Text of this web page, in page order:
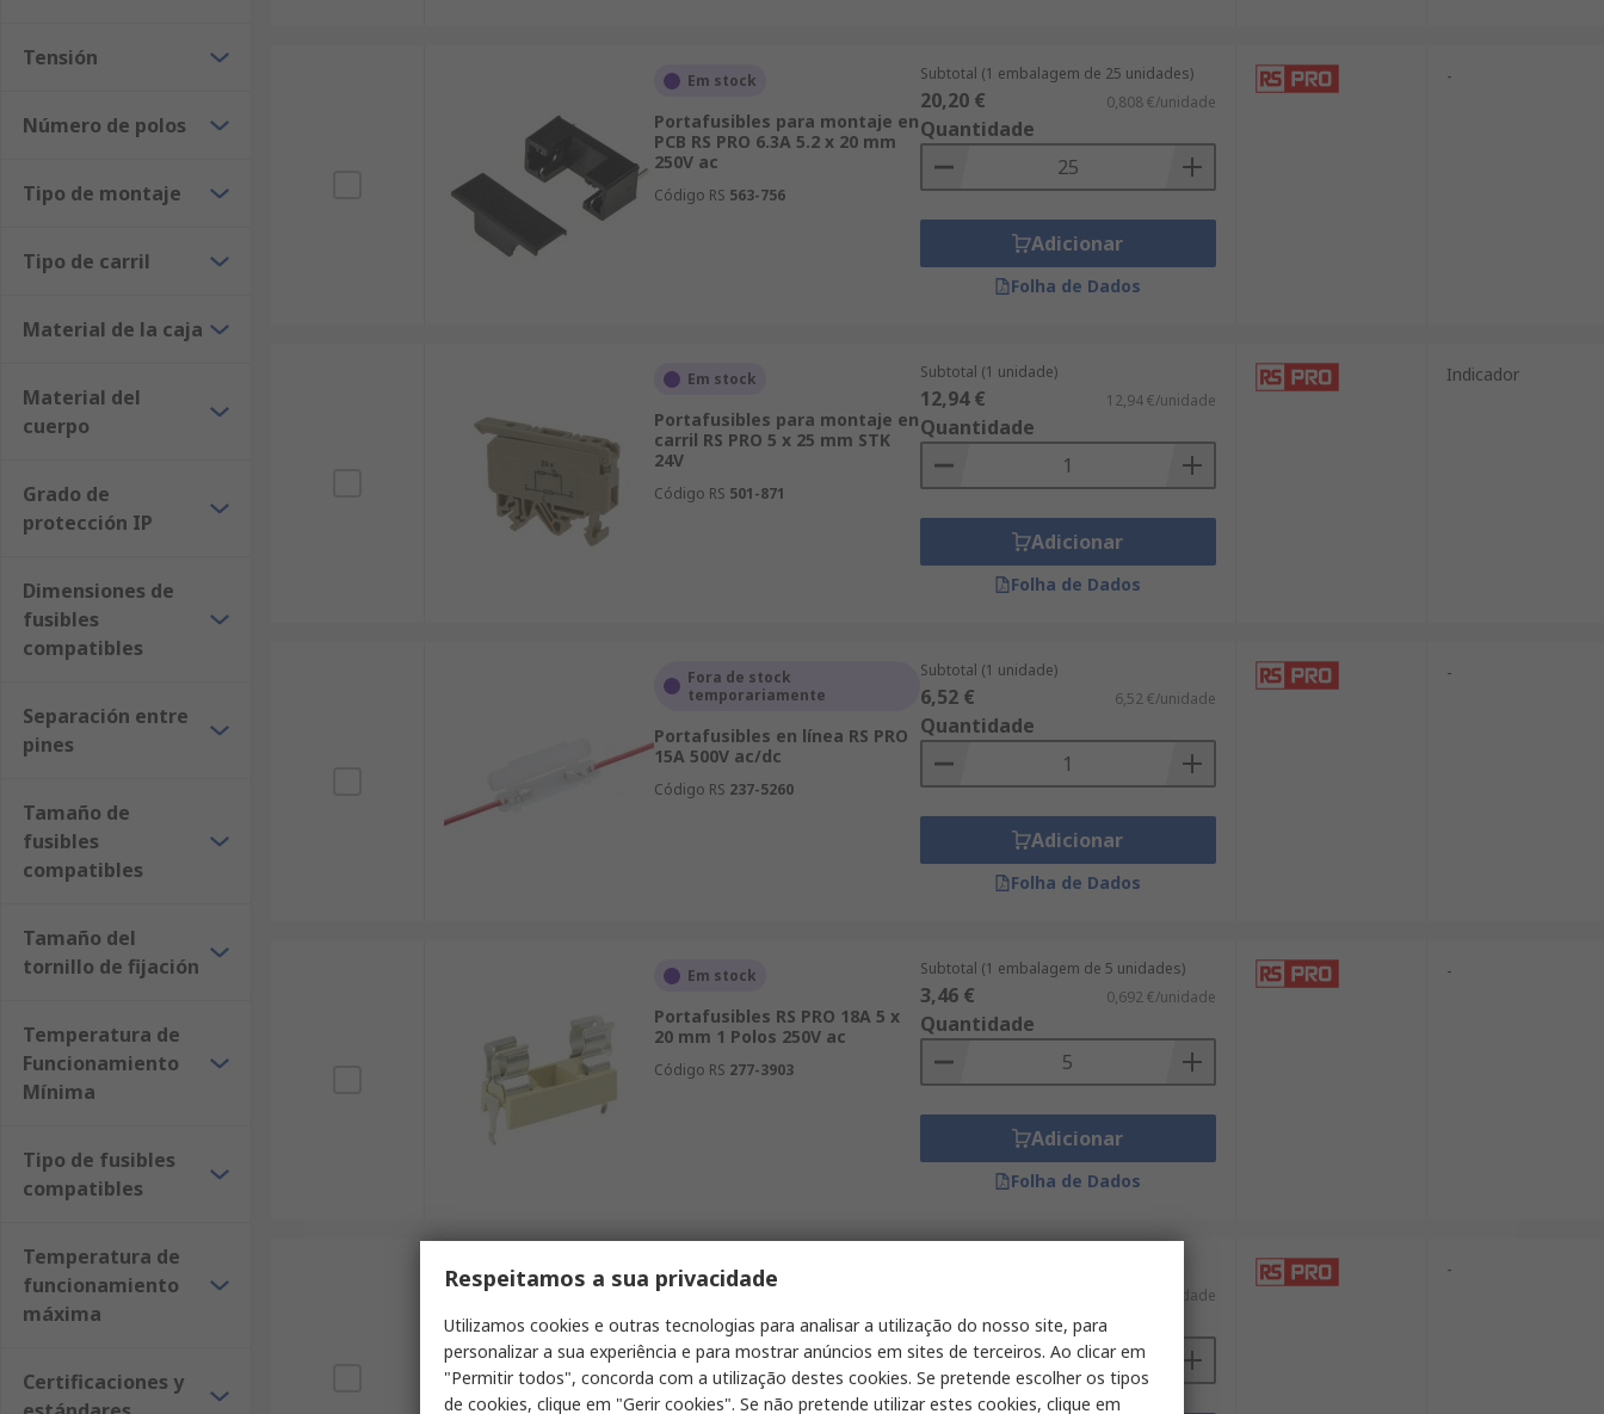
Tensión
Número de polos
Tipo de montaje
Tipo de carril
Material de la caja
Material del
cuerpo
Grado de
protección IP
Dimensiones de
fusibles
compatibles
Separación entre
pines
Tamaño de
fusibles
compatibles
Tamaño del
tornillo de fijación
Temperatura de
Funcionamiento
Mínima
Tipo de fusibles
compatibles
Temperatura de
funcionamiento
máxima
Certificaciones y
Em stock
Portafusibles para montaje en
PCB RS PRO 6.3A 5.2 x 20 mm
250V ac
Código RS 563-756
Subtotal (1 embalagem de 25 unidades)
20,20 € 0,808 €/unidade
Quantidade
Adicionar
Folha de Dados
-
Em stock
Portafusibles para montaje en
carril RS PRO 5 x 25 mm STK
24V
Código RS 501-871
Subtotal (1 unidade)
12,94 € 12,94 €/unidade
Quantidade
Adicionar
Folha de Dados
Indicador
Fora de stock
temporariamente
Portafusibles en línea RS PRO
15A 500V ac/dc
Código RS 237-5260
Subtotal (1 unidade)
6,52 € 6,52 €/unidade
Quantidade
Adicionar
Folha de Dados
-
Em stock
Portafusibles RS PRO 18A 5 x
20 mm 1 Polos 250V ac
Código RS 277-3903
Subtotal (1 embalagem de 5 unidades)
3,46 € 0,692 €/unidade
Quantidade
Adicionar
Folha de Dados
-
Em stock
Portafusibles para montaje en
carril RS PRO 63A F2 415V ac
Código RS216-5351
24,06 €/unidade
Quantidade
-
Respeitamos a sua privacidade
Utilizamos cookies e outras tecnologias para analisar a utilização do nosso site, para
personalizar a sua experiência e para mostrar anúncios em sites de terceiros. Ao clicar em
"Permitir todos", concorda com a utilização destes cookies. Se pretende escolher os tipos
de cookies, clique em "Gerir cookies". Se não pretende utilizar estes cookies, clique em